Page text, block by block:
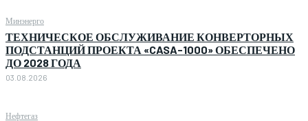
Минэнерго
ТЕХНИЧЕСКОЕ ОБСЛУЖИВАНИЕ КОНВЕРТОРНЫХ
ПОДСТАНЦИЙ ПРОЕКТА «CASA-1000» ОБЕСПЕЧЕНО
ДО 2028 ГОДА
03.08.2026
Нефтегаз